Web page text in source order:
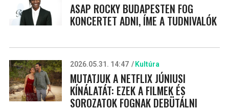
ASAP ROCKY BUDAPESTEN FOG
KONCERTET ADNI, ÍME A TUDNIVALÓK
2026.05.31. 14:47 Kultúra
MUTATJUK A NETFLIX JÚNIUSI
KÍNÁLATÁT: EZEK A FILMEK ÉS
SOROZATOK FOGNAK DEBÜTÁLNI